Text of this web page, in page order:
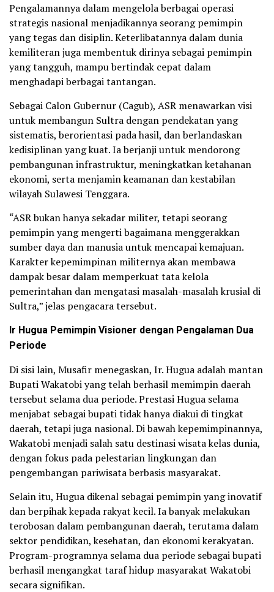
Pengalamannya dalam mengelola berbagai operasi
strategis nasional menjadikannya seorang pemimpin
yang tegas dan disiplin. Keterlibatannya dalam dunia
kemiliteran juga membentuk dirinya sebagai pemimpin
yang tangguh, mampu bertindak cepat dalam
menghadapi berbagai tantangan.
Sebagai Calon Gubernur (Cagub), ASR menawarkan visi
untuk membangun Sultra dengan pendekatan yang
sistematis, berorientasi pada hasil, dan berlandaskan
kedisiplinan yang kuat. Ia berjanji untuk mendorong
pembangunan infrastruktur, meningkatkan ketahanan
ekonomi, serta menjamin keamanan dan kestabilan
wilayah Sulawesi Tenggara.
“ASR bukan hanya sekadar militer, tetapi seorang
pemimpin yang mengerti bagaimana menggerakkan
sumber daya dan manusia untuk mencapai kemajuan.
Karakter kepemimpinan militernya akan membawa
dampak besar dalam memperkuat tata kelola
pemerintahan dan mengatasi masalah-masalah krusial di
Sultra,” jelas pengacara tersebut.
Ir Hugua Pemimpin Visioner dengan Pengalaman Dua
Periode
Di sisi lain, Musafir menegaskan, Ir. Hugua adalah mantan
Bupati Wakatobi yang telah berhasil memimpin daerah
tersebut selama dua periode. Prestasi Hugua selama
menjabat sebagai bupati tidak hanya diakui di tingkat
daerah, tetapi juga nasional. Di bawah kepemimpinannya,
Wakatobi menjadi salah satu destinasi wisata kelas dunia,
dengan fokus pada pelestarian lingkungan dan
pengembangan pariwisata berbasis masyarakat.
Selain itu, Hugua dikenal sebagai pemimpin yang inovatif
dan berpihak kepada rakyat kecil. Ia banyak melakukan
terobosan dalam pembangunan daerah, terutama dalam
sektor pendidikan, kesehatan, dan ekonomi kerakyatan.
Program-programnya selama dua periode sebagai bupati
berhasil mengangkat taraf hidup masyarakat Wakatobi
secara signifikan.